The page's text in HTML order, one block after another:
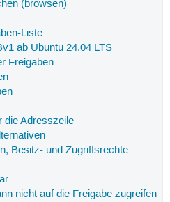
(browsen)
Liste
ab Ubuntu 24.04 LTS
Freigaben
die Adresszeile
Besitz- und Zugriffsrechte
nicht auf die Freigabe zugreifen